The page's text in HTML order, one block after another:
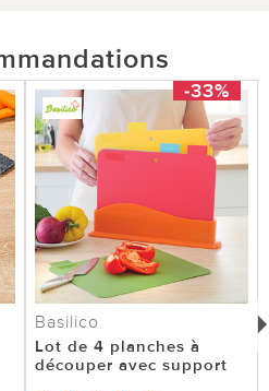
-33%
Basilico
Lot de 4 planches à
découper avec support